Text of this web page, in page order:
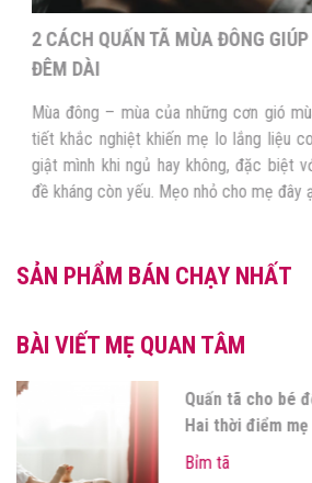
2 CÁCH QUẤN TÃ MÙA ĐÔNG GIÚP
ĐÊM DÀI
Mùa đông – mùa của những cơn gió
tiết khắc nghiệt khiến mẹ lo lắng liệu
giật mình khi ngủ hay không, đặc biệt
đề kháng còn yếu. Mẹo nhỏ cho mẹ đây ạ.
SẢN PHẨM BÁN CHẠY NHẤT
BÀI VIẾT MẸ QUAN TÂM
Quấn
Hai